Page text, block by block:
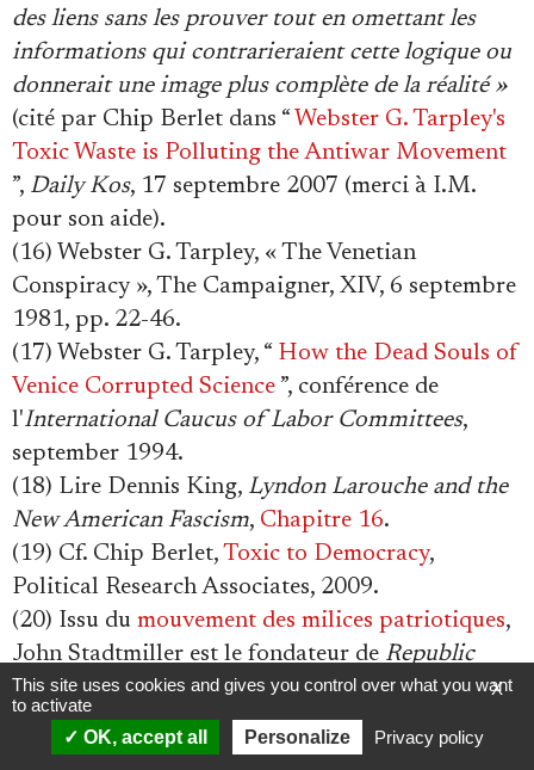
des liens sans les prouver tout en omettant les
informations qui contrarieraient cette logique ou
donnerait une image plus complète de la réalité »
(cité par Chip Berlet dans “ Webster G. Tarpley's
Toxic Waste is Polluting the Antiwar Movement
”, Daily Kos, 17 septembre 2007 (merci à I.M.
pour son aide).
(16) Webster G. Tarpley, « The Venetian
Conspiracy », The Campaigner, XIV, 6 septembre
1981, pp. 22-46.
(17) Webster G. Tarpley, “ How the Dead Souls of
Venice Corrupted Science ”, conférence de
l'International Caucus of Labor Committees,
september 1994.
(18) Lire Dennis King, Lyndon Larouche and the
New American Fascism, Chapitre 16.
(19) Cf. Chip Berlet, Toxic to Democracy,
Political Research Associates, 2009.
(20) Issu du mouvement des milices patriotiques,
John Stadtmiller est le fondateur de Republic
Broadcasting Network(RBN) où il anime une
émission de radio (« The National Intel Report »)
faisant la promotion de thèses conspirationnistes
X
This site uses cookies and gives you control over what you want
to activate
OK, accept all
Personalize Privacy policy